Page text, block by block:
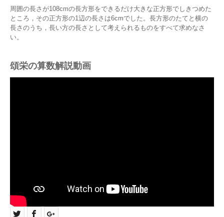
周囲の長さが108cmの長方形をできるだけ大きな正方形でしきつめた
ところ，その正方形の1辺の長さは6cmでした。長方形のたてと横の
長さのうち，長い方の長さとして考えられるものをすべて求めなさ
い。
頌栄の算数解説動画